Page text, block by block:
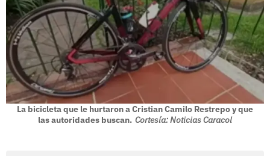
La bicicleta que le hurtaron a Cristian Camilo Restrepo y que
las autoridades buscan. Cortesía: Noticias Caracol